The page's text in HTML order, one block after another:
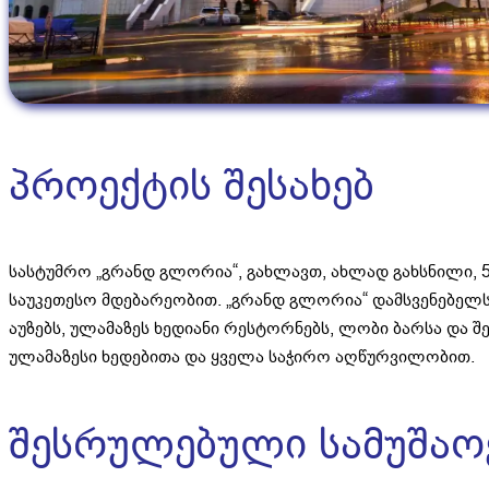
პროექტის შესახებ
სასტუმრო „გრანდ გლორია“, გახლავთ, ახლად გახსნილი,
საუკეთესო მდებარეობით. „გრანდ გლორია“
აუზებს, ულამაზეს ხედიანი რესტორნებს, ლობი ბარსა და
ულამაზესი ხედებითა და ყველა საჭირო აღწურვილობით.
შესრულებული